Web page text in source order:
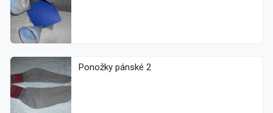
Ponožky pánské 2